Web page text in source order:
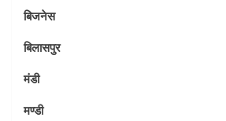
बिजनेस
बिलासपुर
मंडी
मण्डी